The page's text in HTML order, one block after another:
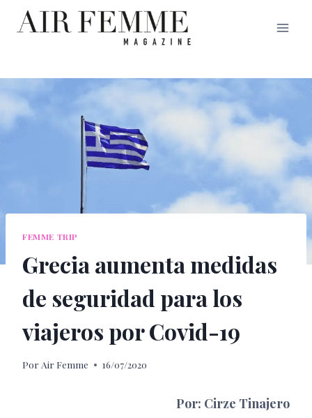
Saltar
FEMME TRIP
Grecia aumenta medidas
de seguridad para los
viajeros por Covid-19
Por Air Femme 16/07/2020
Por: Cirze Tinajero